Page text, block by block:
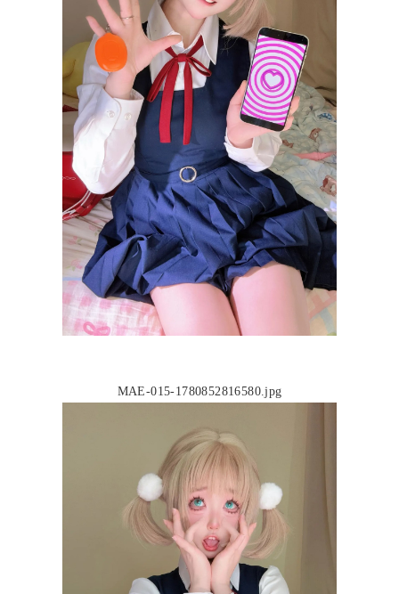
MAE-015-1780852816580.jpg